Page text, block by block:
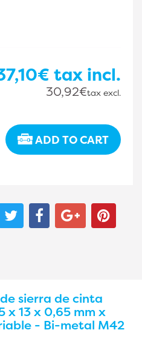
tax incl.
30,92€tax excl.
ADD TO CART
sierra de cinta
x 13 x 0,65 mm x
- Bi-metal M42